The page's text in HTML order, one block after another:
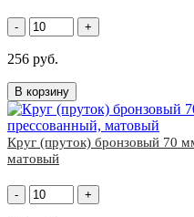
- +
256 руб.
В корзину
Круг (пруток) бронзовый 70
матовый
- +